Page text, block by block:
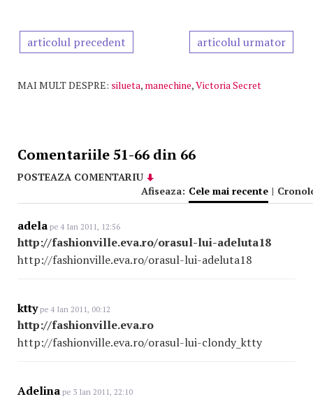
articolul precedent articolul urmator
MAI MULT DESPRE: silueta, manechine,Victoria Secret
Comentariile 51-66 din 66
POSTEAZA COMENTARIU
Afiseaza: Cele mai recente |
adela pe 4 Ian 2011, 12:56
http://fashionville.eva.ro/orasul-lui-adeluta18
http://fashionville.eva.ro/orasul-lui-adeluta18
kttype 4 Ian 2011, 00:12
http://fashionville.eva.ro
http://fashionville.eva.ro/orasul-lui-clondy_ktty
Adelina pe 3 Ian 2011, 22:10